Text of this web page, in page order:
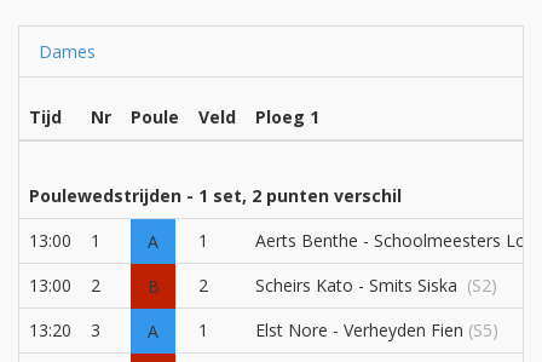
Dames
Tijd Nr Poule Veld Ploeg 1
Poulewedstrijden - 1 set, 2 punten verschil
13:00
1 A 1
Aerts Benthe - Schoolmeesters
13:00
2 B 2 Scheirs Kato - Smits Siska (S2)
13:20
3 A 1 Elst Nore - Verheyden Fien (S5)